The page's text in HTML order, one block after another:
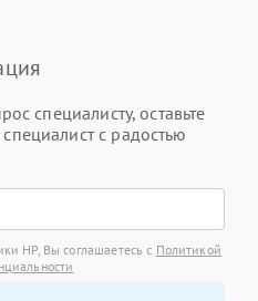
специалисту, оставьте
с радостью
HP, Вы соглашаетесь с Политикой